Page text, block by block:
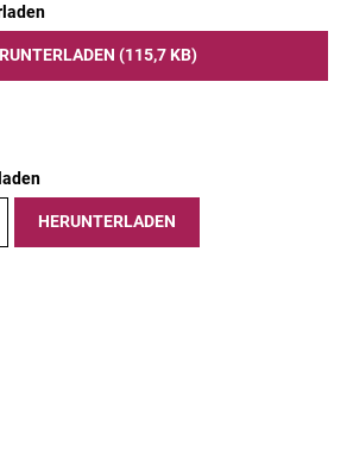
(115,7 KB)
HERUNTERLADEN